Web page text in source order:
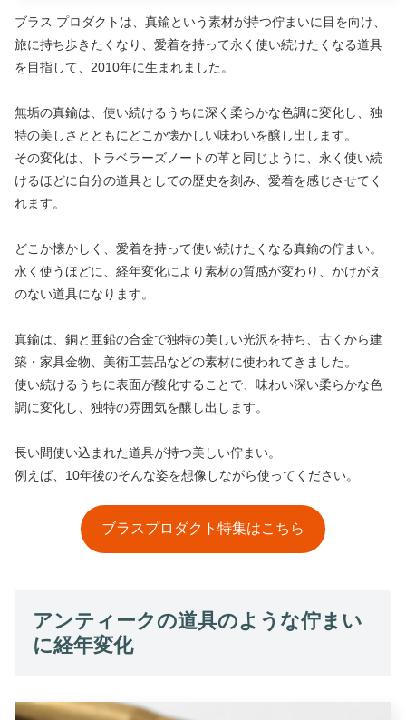
ブラス プロダクトは、真鍮という素材が持つ佇まいに目を向け、
旅に持ち歩きたくなり、愛着を持って永く使い続けたくなる道具
を目指して、2010年に生まれました。
無垢の真鍮は、使い続けるうちに深く柔らかな色調に変化し、独
特の美しさとともにどこか懐かしい味わいを醸し出します。
その変化は、トラベラーズノートの革と同じように、永く使い続
けるほどに自分の道具としての歴史を刻み、愛着を感じさせてく
れます。
どこか懐かしく、愛着を持って使い続けたくなる真鍮の佇まい。
永く使うほどに、経年変化により素材の質感が変わり、かけがえ
のない道具になります。
真鍮は、銅と亜鉛の合金で独特の美しい光沢を持ち、古くから建
築・家具金物、美術工芸品などの素材に使われてきました。
使い続けるうちに表面が酸化することで、味わい深い柔らかな色
調に変化し、独特の雰囲気を醸し出します。
長い間使い込まれた道具が持つ美しい佇まい。
例えば、10年後のそんな姿を想像しながら使ってください。
ブラスプロダクト特集はこちら
アンティークの道具のような佇まい
に経年変化